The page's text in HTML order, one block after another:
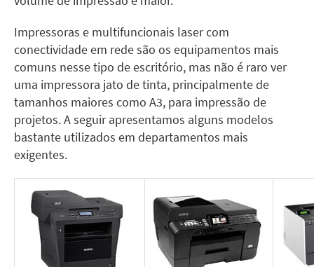
Impressoras e multifuncionais laser com
conectividade em rede são os equipamentos mais
comuns nesse tipo de escritório, mas não é raro ver
uma impressora jato de tinta, principalmente de
tamanhos maiores como A3, para impressão de
projetos. A seguir apresentamos alguns modelos
bastante utilizados em departamentos mais
exigentes.